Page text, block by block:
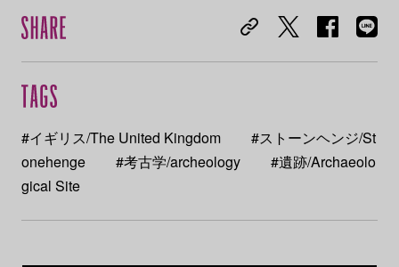
#イギリス/The United Kingdom
#ストーンヘンジ/St
onehenge
#考古学/archeology
#遺跡/Archaeolo
gical Site